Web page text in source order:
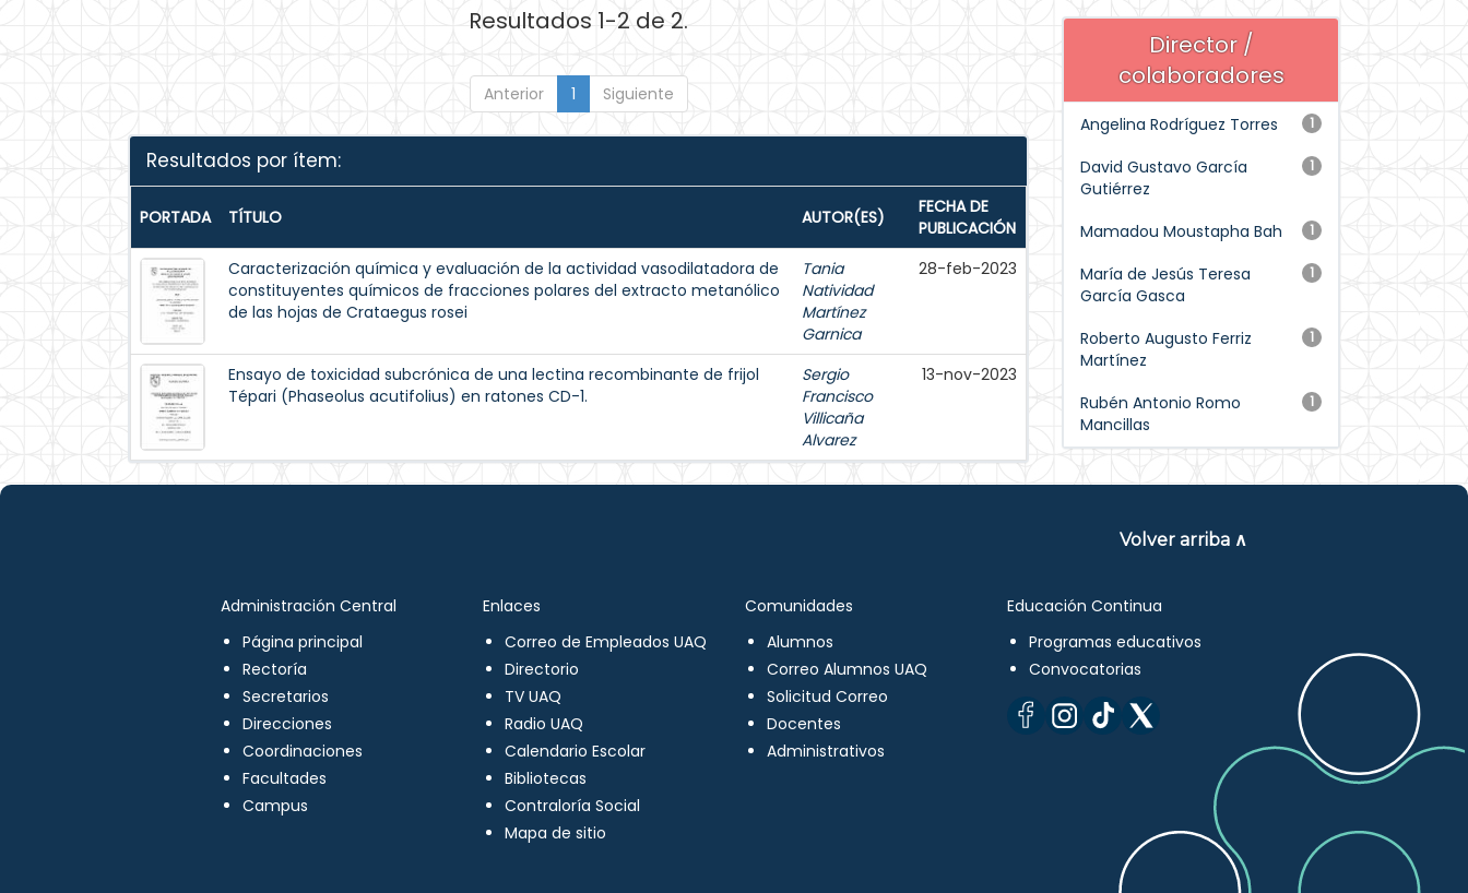
Resultados 1-2 de 2.
Anterior 1 Siguiente
Resultados por ítem:
PORTADA TÍTULO AUTOR(ES)
FECHA DE
PUBLICACIÓN
Caracterización química y evaluación de la actividad vasodilatadora de
constituyentes químicos de fracciones polares del extracto metanólico
de las hojas de Crataegus rosei
Tania
Natividad
Martínez
Garnica
28-feb-2023
Ensayo de toxicidad subcrónica de una lectina recombinante de frijol
Tépari (Phaseolus acutifolius) en ratones CD-1.
Sergio
Francisco
Villicaña
Alvarez
13-nov-2023
Director /
colaboradores
1
Angelina Rodríguez Torres
1
David Gustavo García
Gutiérrez
1
Mamadou Moustapha Bah
1
María de Jesús Teresa
García Gasca
1
Roberto Augusto Ferriz
Martínez
1
Rubén Antonio Romo
Mancillas
Volver arriba ∧
Administración Central
Página principal
Rectoría
Secretarios
Direcciones
Coordinaciones
Facultades
Campus
Enlaces
Correo de Empleados UAQ
Directorio
TV UAQ
Radio UAQ
Calendario Escolar
Bibliotecas
Contraloría Social
Mapa de sitio
Comunidades
Alumnos
Correo Alumnos UAQ
Solicitud Correo
Docentes
Administrativos
Educación Continua
Programas educativos
Convocatorias